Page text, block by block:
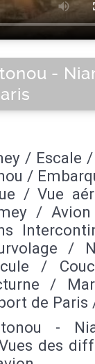
-
/ Escale
/
/ Vue
/
/
/
/
de Paris
-
des